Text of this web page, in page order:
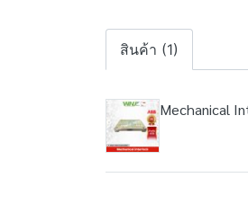
สินค้า (1)
Mechanical